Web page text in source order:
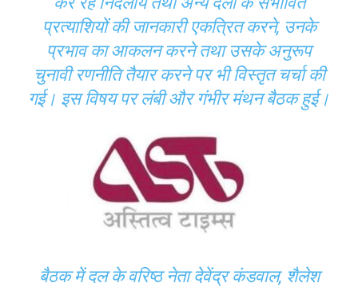
प्रत्याशियों की जानकारी एकत्रित करने, उनके
प्रभाव का आकलन करने तथा उसके अनुरूप
चुनावी रणनीति तैयार करने पर भी विस्तृत चर्चा की
गई। इस विषय पर लंबी और गंभीर मंथन बैठक हुई।
बैठक में दल के वरिष्ठ नेता देवेंद्र कंडवाल, शैलेश